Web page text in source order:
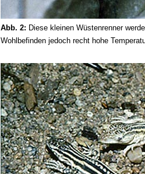
Abb. 2: Diese kleinen Wüstenrenner
Wohlbefinden jedoch recht hohe